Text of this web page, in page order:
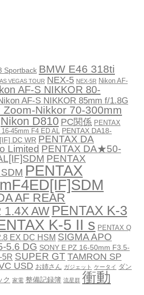
Sportback BMW E46 318ti
VEGAS TOUR NEX-5 NEX-5R Nikon AF-
AF-S NIKKOR 80-
AF-S NIKKOR 85mm f/1.8G
Zoom-Nikkor 70-300mm
Nikon D810 PC関係 PENTAX
16-45mm F4 ED AL PENTAX DA18-
DC WR PENTAX DA
Limited PENTAX DA★50-
PENTAX
PENTAX
AF REAR
1.4X AW PENTAX K-3
K-5 II s PENTAX Q
EX DC HSM SIGMA APO
5.6 DG SONY E PZ 16-50mm F3.5-
5R SUPER GTTAMRON SP
USD お姉さん ガジェット ケータイ ダン
ク 家電 整備記録簿 流星群 衝動